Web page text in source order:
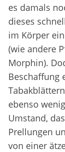
es damals
dieses
im Körper
(wie andere
Morphin).
Beschaffung
ebenso
Umstand,
Prellungen
von einer